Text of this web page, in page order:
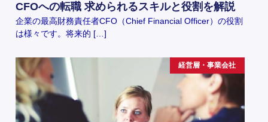
CFOへの転職 求められるスキルと役割を解説
企業の最高財務責任者CFO（Chief Financial Officer）の役割
は様々です。将来的 […]
経営層・事業会社